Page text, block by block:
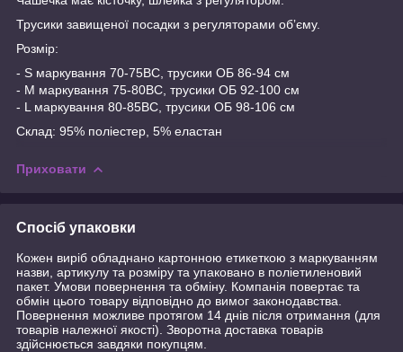
Трусики завищеної посадки з регуляторами обʼєму.
Розмір:
- S маркування 70-75ВС, трусики ОБ 86-94 см
- M маркування 75-80ВС, трусики ОБ 92-100 см
- L маркування 80-85BC, трусики ОБ 98-106 см
Склад: 95% поліестер, 5% еластан
Приховати
Спосіб упаковки
Кожен виріб обладнано картонною етикеткою з маркуванням
назви, артикулу та розміру та упаковано в поліетиленовий
пакет. Умови повернення та обміну. Компанія повертає та
обмін цього товару відповідно до вимог законодавства.
Повернення можливе протягом 14 днів після отримання (для
товарів належної якості). Зворотна доставка товарів
здійснюється завдяки покупцям.